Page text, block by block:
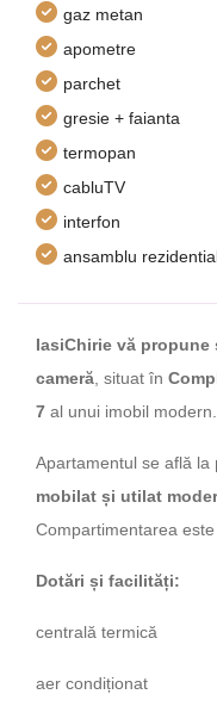
gaz metan
apometre
parchet
gresie + faianta
termopan
cabluTV
interfon
ansamblu
IasiChirie vă
cameră , situat în
7 al unui imobil modern.
Apartamentul se află la
mobilat și utilat
Compartimentarea este
Dotări și facilități:
centrală termică
aer condiționat